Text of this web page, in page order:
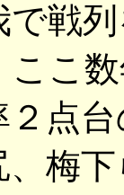
戦
ここ
２点
、梅